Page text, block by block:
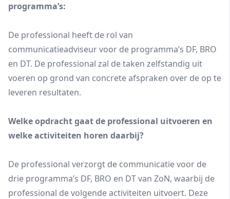
programma’s:
De professional heeft de rol van
communicatieadviseur voor de programma’s DF, BRO
en DT. De professional zal de taken zelfstandig uit
voeren op grond van concrete afspraken over de op te
leveren resultaten.
Welke opdracht gaat de professional uitvoeren en
welke activiteiten horen daarbij?
De professional verzorgt de communicatie voor de
drie programma’s DF, BRO en DT van ZoN, waarbij de
professional de volgende activiteiten uitvoert. Deze